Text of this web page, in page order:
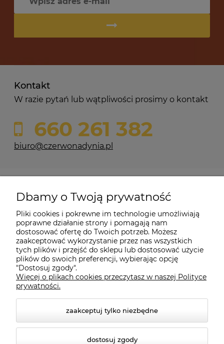
Kontakt
W razie pytań lub wątpliwości prosimy o kontakt
660 261 382
biuro@czerwonadynia.pl
Moje konto
O firmie
Czerwona Dynia|ul. Konarskiego 9a| 66-200 Świebodzin |
Dbamy o Twoją prywatność
Pliki cookies i pokrewne im technologie umożliwiają
poprawne działanie strony i pomagają nam
dostosować ofertę do Twoich potrzeb. Możesz
zaakceptować wykorzystanie przez nas wszystkich
tych plików i przejść do sklepu lub dostosować użycie
plików do swoich preferencji, wybierając opcję
"Dostosuj zgody".
Więcej o plikach cookies przeczytasz w naszej Polityce
prywatności.
zaakceptuj tylko niezbędne
dostosuj zgody